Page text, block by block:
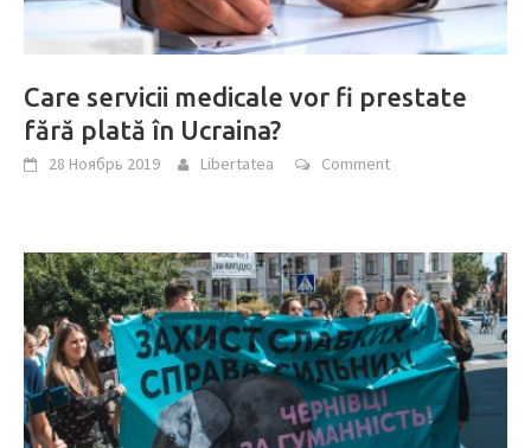
Care servicii medicale vor fi prestate
fără plată în Ucraina?
28 Ноябрь 2019 Libertatea Comment